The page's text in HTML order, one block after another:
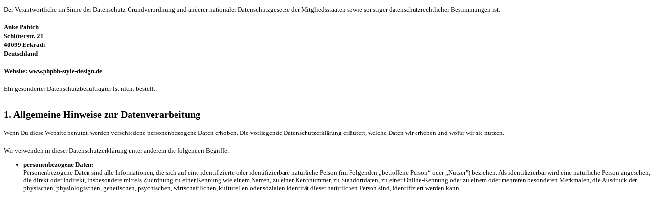
Der Verantwortliche im Sinne der Datenschutz-Grundverordnung und anderer nationaler Datenschutzgesetze der Mitgliedsstaaten sowie sonstiger datenschutzrechtlicher Bestimmungen ist:
Anke Pabich
Schlüterstr. 21
40699 Erkrath
Deutschland
Website: www.phpbb-style-design.de
Ein gesonderter Datenschutzbeauftragter ist nicht bestellt.
1. Allgemeine Hinweise zur Datenverarbeitung
Wenn Du diese Website benutzt, werden verschiedene personenbezogene Daten erhoben. Die vorliegende Datenschutzerklärung erläutert, welche Daten wir erheben und wofür wir sie nutzen.
Wir verwenden in dieser Datenschutzerklärung unter anderem die folgenden Begriffe:
personenbezogene Daten:
Personenbezogene Daten sind alle Informationen, die sich auf eine identifizierte oder identifizierbare natürliche Person (im Folgenden „betroffene Person“ oder „Nutzer") beziehen. Als identifizierbar wird eine natürliche Person angesehen,
die direkt oder indirekt, insbesondere mittels Zuordnung zu einer Kennung wie einem Namen, zu einer Kennnummer, zu Standortdaten, zu einer Online-Kennung oder zu einem oder mehreren besonderen Merkmalen, die Ausdruck der
physischen, physiologischen, genetischen, psychischen, wirtschaftlichen, kulturellen oder sozialen Identität dieser natürlichen Person sind, identifiziert werden kann.